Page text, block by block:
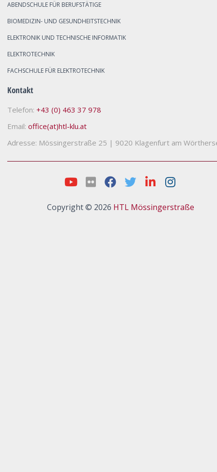
ABENDSCHULE FÜR BERUFSTÄTIGE
BIOMEDIZIN- UND GESUNDHEITSTECHNIK
ELEKTRONIK UND TECHNISCHE INFORMATIK
ELEKTROTECHNIK
FACHSCHULE FÜR ELEKTROTECHNIK
Kontakt
Telefon: +43 (0) 463 37 978
Email: office(at)htl-klu.at
Adresse: Mössingerstraße 25 | 9020 Klagenfurt am
Copyright © 2026 HTL Mössingerstraße